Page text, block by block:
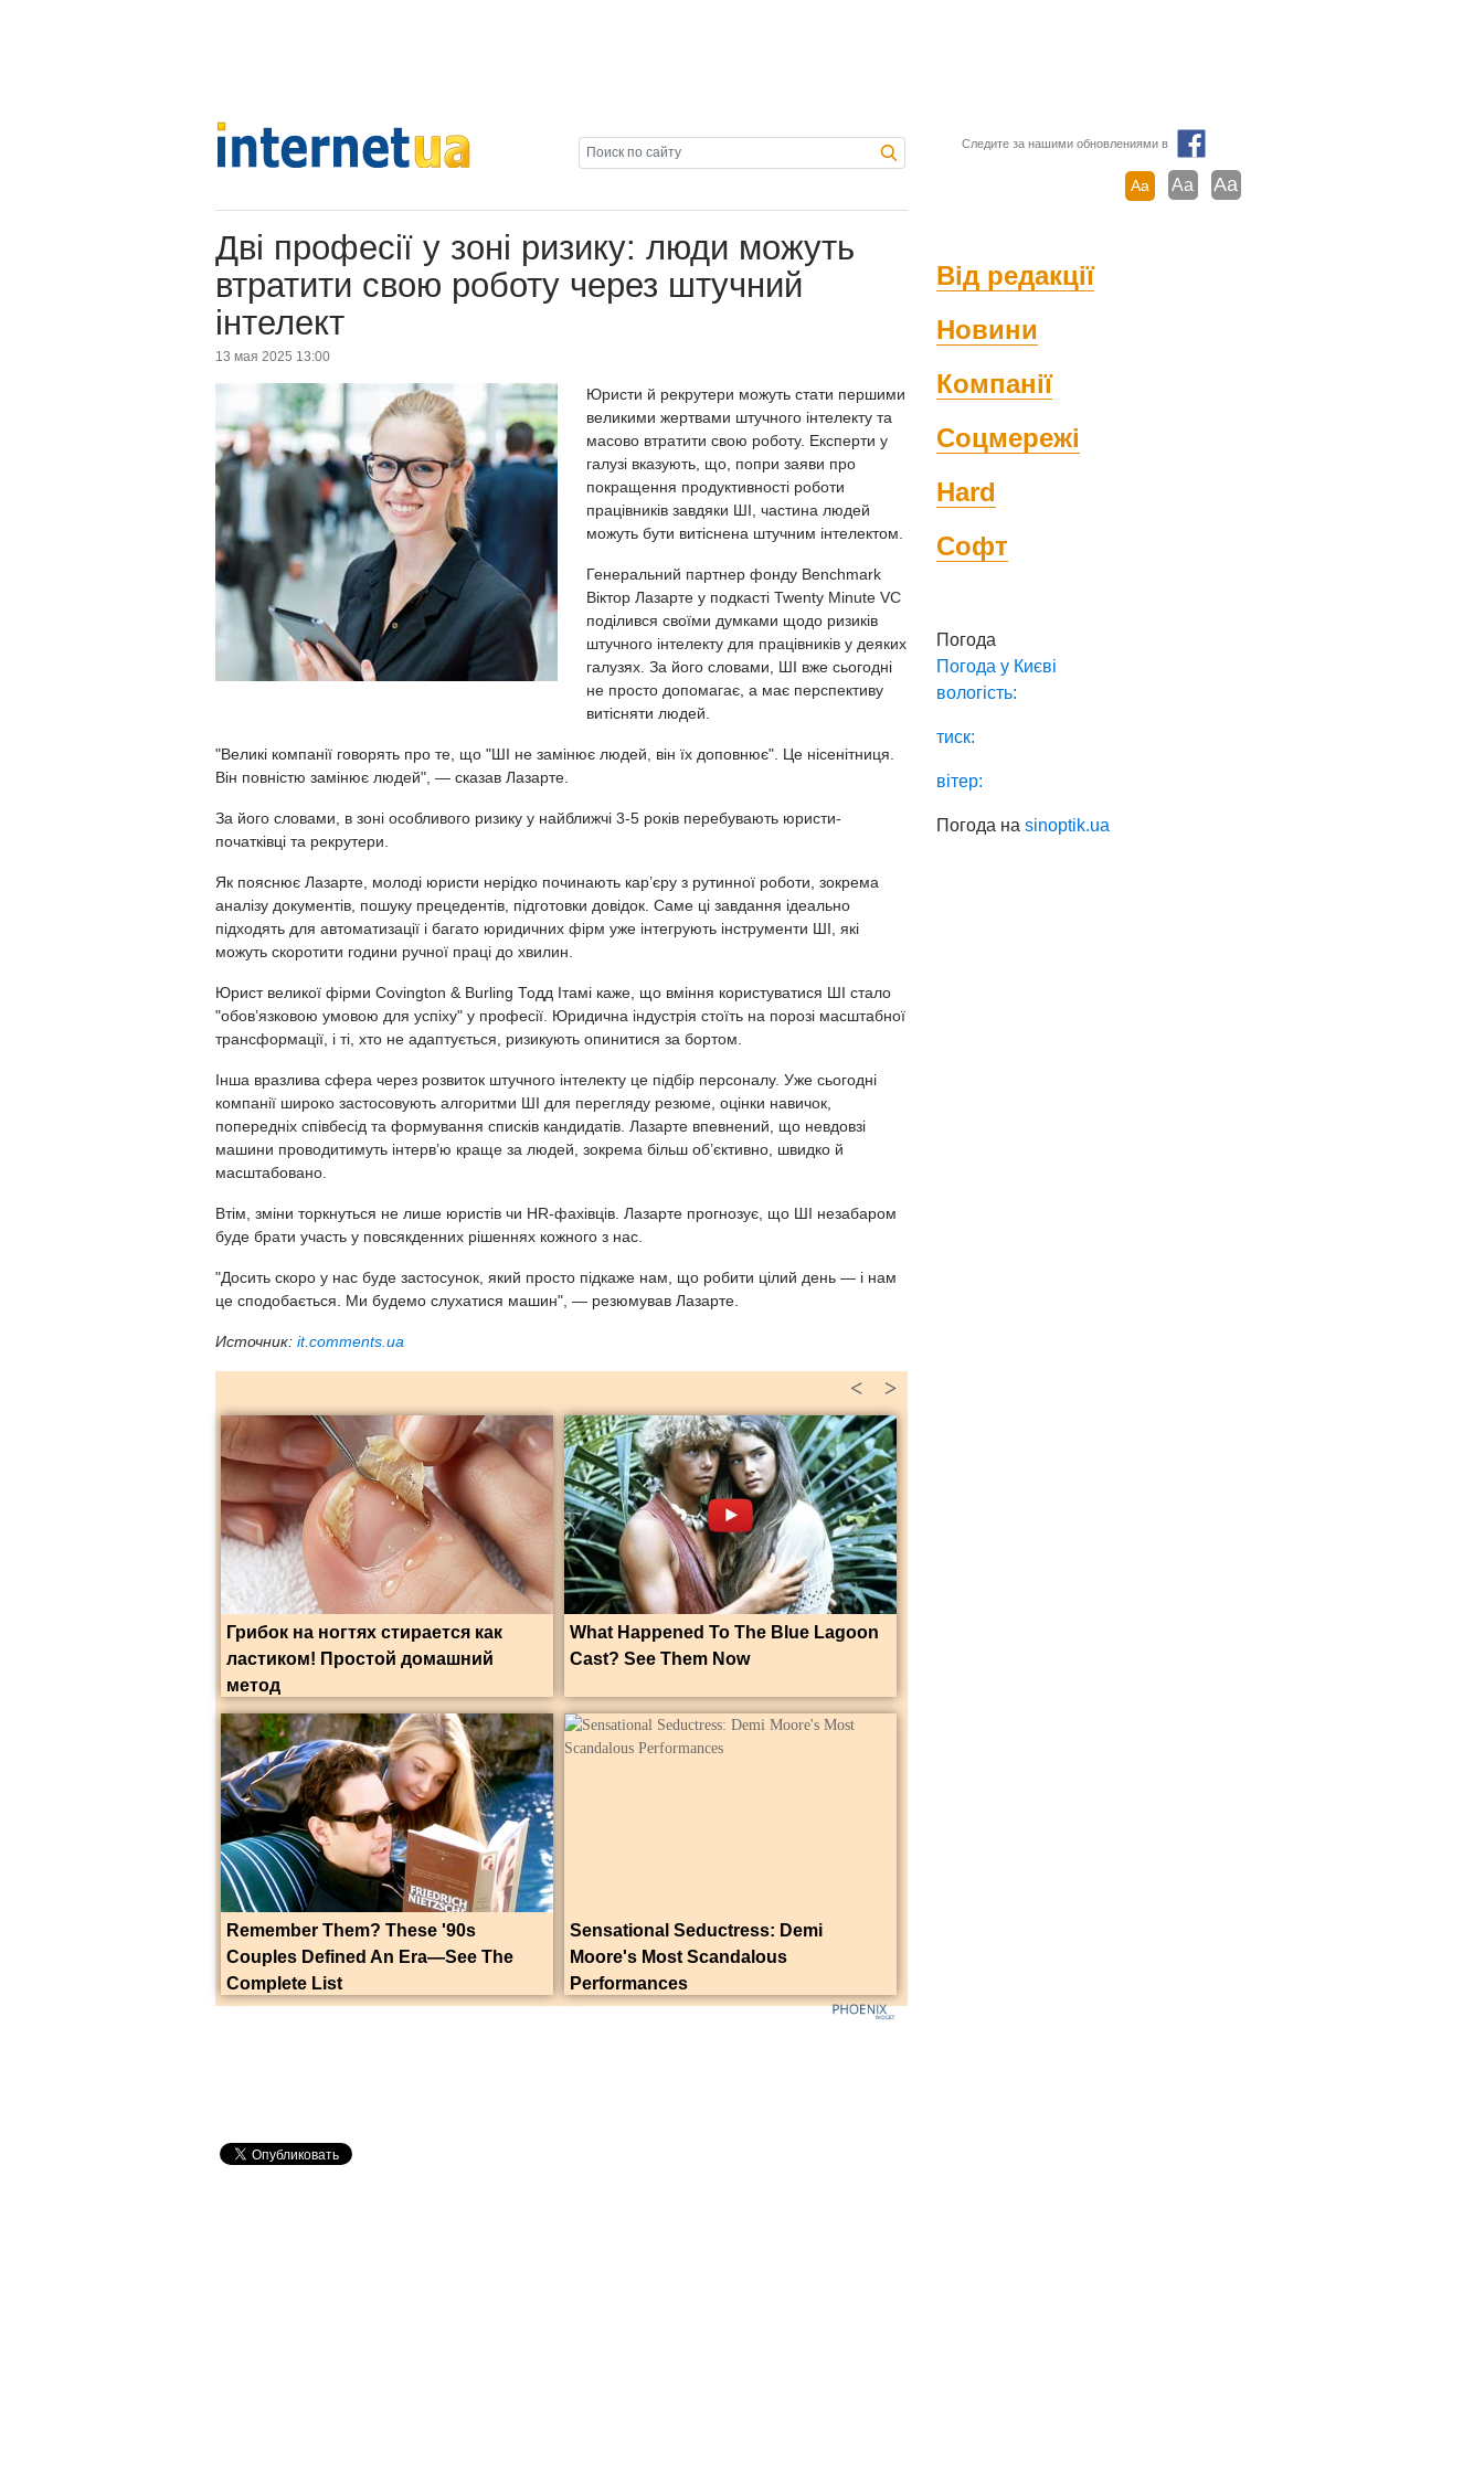
Следите за нашими обновлениями в
Aa Aa Aa
Дві професії у зоні ризику: люди можуть
втратити свою роботу через штучний
інтелект
13 мая 2025 13:00
Юристи й рекрутери можуть стати першими
великими жертвами штучного інтелекту та
масово втратити свою роботу. Експерти у
галузі вказують, що, попри заяви про
покращення продуктивності роботи
працівників завдяки ШІ, частина людей
можуть бути витіснена штучним інтелектом.
Генеральний партнер фонду Benchmark
Віктор Лазарте у подкасті Twenty Minute VC
поділився своїми думками щодо ризиків
штучного інтелекту для працівників у деяких
галузях. За його словами, ШІ вже сьогодні
не просто допомагає, а має перспективу
витісняти людей.
"Великі компанії говорять про те, що "ШІ не замінює людей, він їх доповнює". Це нісенітниця.
Він повністю замінює людей", — сказав Лазарте.
За його словами, в зоні особливого ризику у найближчі 3-5 років перебувають юристи-
початківці та рекрутери.
Як пояснює Лазарте, молоді юристи нерідко починають кар’єру з рутинної роботи, зокрема
аналізу документів, пошуку прецедентів, підготовки довідок. Саме ці завдання ідеально
підходять для автоматизації і багато юридичних фірм уже інтегрують інструменти ШІ, які
можуть скоротити години ручної праці до хвилин.
Юрист великої фірми Covington & Burling Тодд Ітамі каже, що вміння користуватися ШІ стало
"обов’язковою умовою для успіху" у професії. Юридична індустрія стоїть на порозі масштабної
трансформації, і ті, хто не адаптується, ризикують опинитися за бортом.
Інша вразлива сфера через розвиток штучного інтелекту це підбір персоналу. Уже сьогодні
компанії широко застосовують алгоритми ШІ для перегляду резюме, оцінки навичок,
попередніх співбесід та формування списків кандидатів. Лазарте впевнений, що невдовзі
машини проводитимуть інтерв’ю краще за людей, зокрема більш об’єктивно, швидко й
масштабовано.
Втім, зміни торкнуться не лише юристів чи HR-фахівців. Лазарте прогнозує, що ШІ незабаром
буде брати участь у повсякденних рішеннях кожного з нас.
"Досить скоро у нас буде застосунок, який просто підкаже нам, що робити цілий день — і нам
це сподобається. Ми будемо слухатися машин", — резюмував Лазарте.
Источник: it.comments.ua
>
<
Грибок на ногтях стирается как
ластиком! Простой домашний
метод
What Happened To The Blue Lagoon
Cast? See Them Now
Remember Them? These '90s
Couples Defined An Era—See The
Complete List
Sensational Seductress: Demi
Moore's Most Scandalous
Performances
Від редакції
Новини
Компанії
Соцмережі
Hard
Софт
Погода
Погода у Києві
вологість:
тиск:
вітер:
Погода наsinoptik.ua